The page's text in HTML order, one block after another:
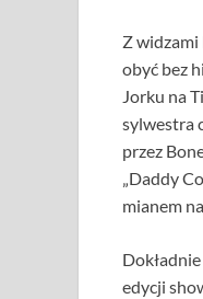
Z widzami
obyć bez
Jorku na
sylwestra
przez
„Daddy
mianem
edycji